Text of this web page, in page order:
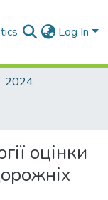
Log In
2024
оцінки